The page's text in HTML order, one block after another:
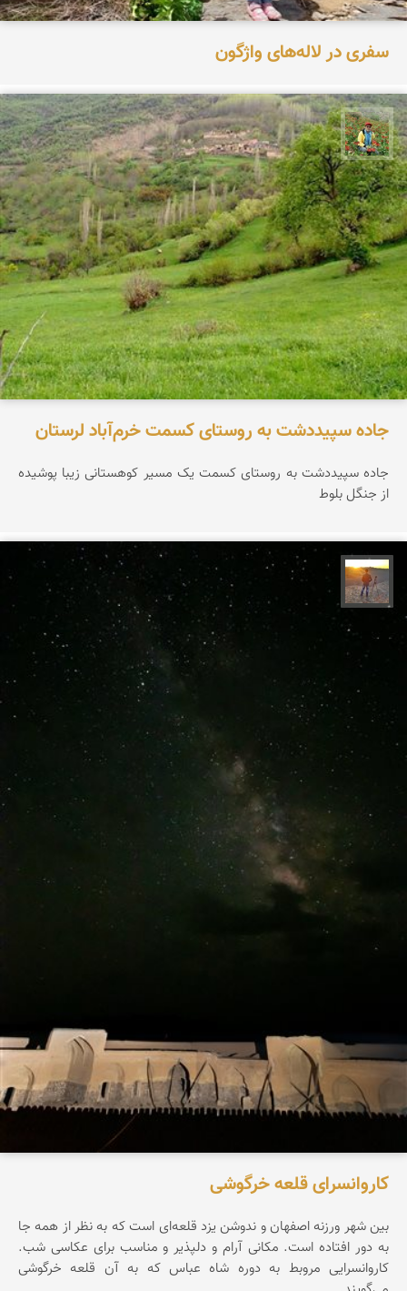
سفری در لاله‌های واژگون
اسفندیار خدایی
جاده سپیددشت به روستای کسمت خرم‌آباد لرستان
جاده سپیددشت به روستای کسمت یک مسیر کوهستانی زیبا پوشیده
از جنگل بلوط
مهدی مخلصیان
کاروانسرای قلعه خرگوشی
بین شهر ورزنه اصفهان و ندوشن یزد قلعه‌ای است که به نظر از همه جا
به دور افتاده است. مکانی آرام و دلپذیر و مناسب برای عکاسی شب.
کاروانسرایی مروبط به دوره شاه عباس که به آن قلعه خرگوشی